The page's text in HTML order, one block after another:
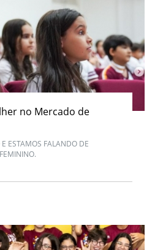
no Mercado de
ESTAMOS FALANDO DE